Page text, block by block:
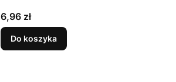
Cena
6,96 zł
Do koszyka